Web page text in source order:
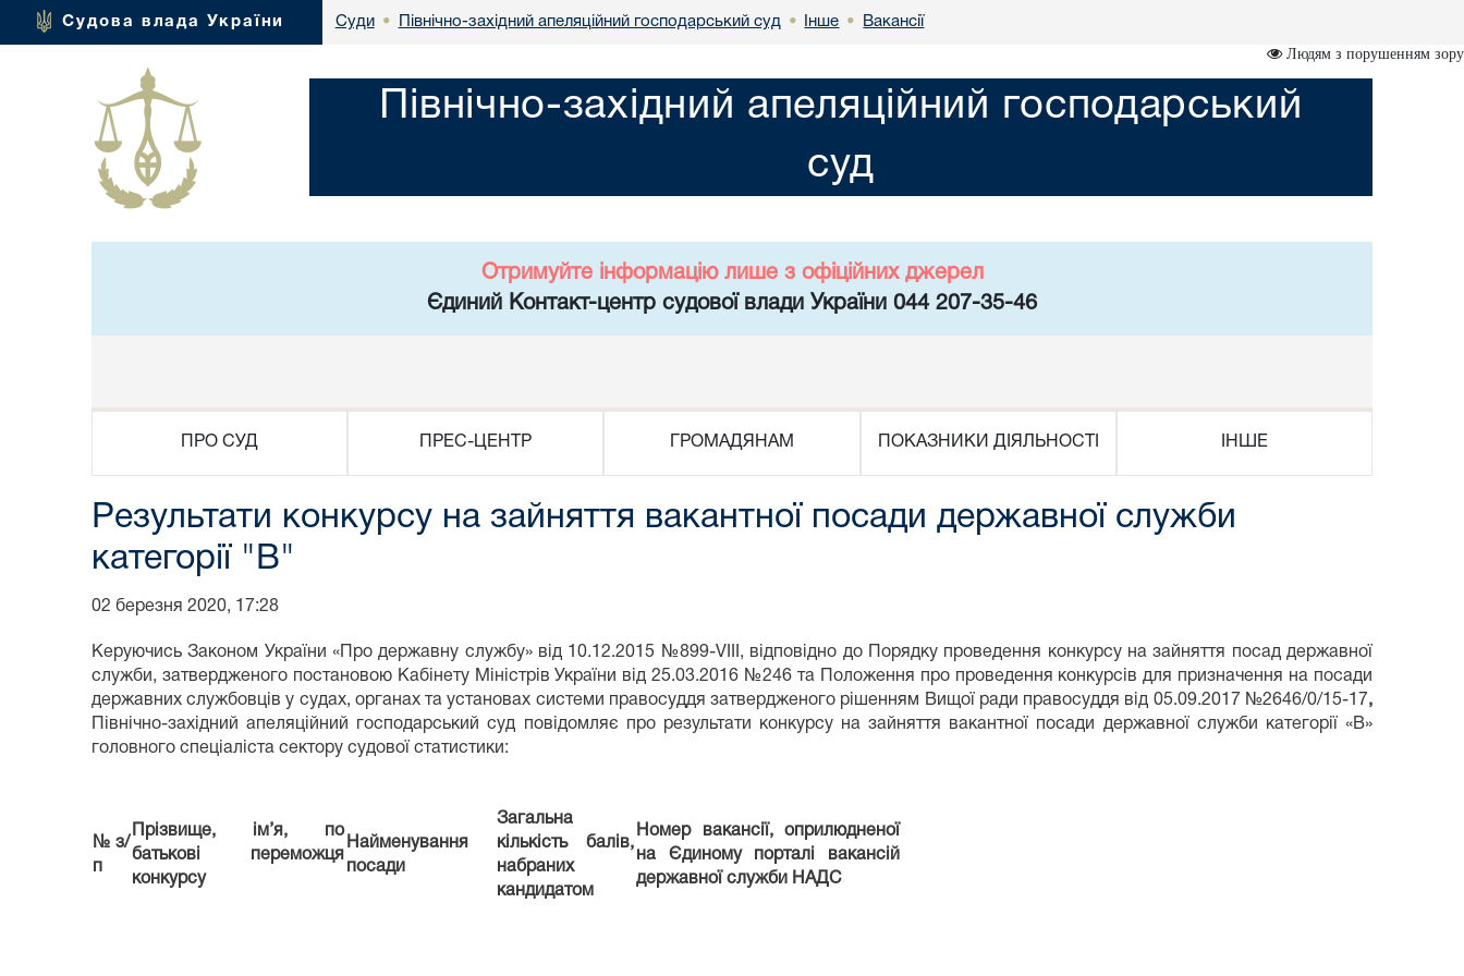
Судова влада України Суди • Північно-західний апеляційний господарський суд • Інше • Вакансії
Людям з порушенням зору
Північно-західний апеляційний господарський
суд
Отримуйте інформацію лише з офіційних джерел
Єдиний Контакт-центр судової влади України 044 207-35-46
ПРО СУД ПРЕС-ЦЕНТР ГРОМАДЯНАМ ПОКАЗНИКИ ДІЯЛЬНОСТІ ІНШЕ
Результати конкурсу на зайняття вакантної посади державної служби
категорії "В"
02 березня 2020, 17:28
Керуючись Законом України «Про державну службу» від 10.12.2015 №899-VIII, відповідно до Порядку проведення конкурсу на зайняття посад державної
служби, затвердженого постановою Кабінету Міністрів України від 25.03.2016 №246 та Положення про проведення конкурсів для призначення на посади
державних службовців у судах, органах та установах системи правосуддя затвердженого рішенням Вищої ради правосуддя від 05.09.2017 №2646/0/15-17,
Північно-західний апеляційний господарський суд повідомляє про результати конкурсу на зайняття вакантної посади державної служби категорії «В»
головного спеціаліста сектору судової статистики:
№ з/
п
Прізвище, ім’я, по
батькові переможця
конкурсу
Найменування
посади
Загальна
кількість балів,
набраних
кандидатом
Номер вакансії, оприлюдненої
на Єдиному порталі вакансій
державної служби НАДС